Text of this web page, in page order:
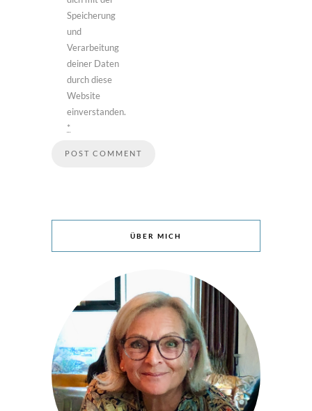
Speicherung
und
Verarbeitung
deiner Daten
durch diese
Website
einverstanden.
*
ÜBER MICH